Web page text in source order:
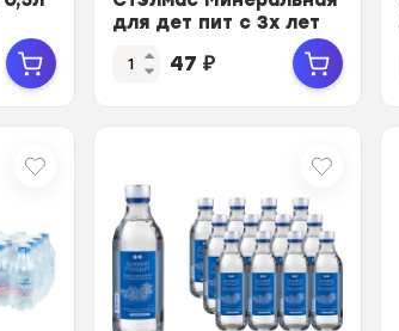
для дет пит с 3х лет
47 ₽